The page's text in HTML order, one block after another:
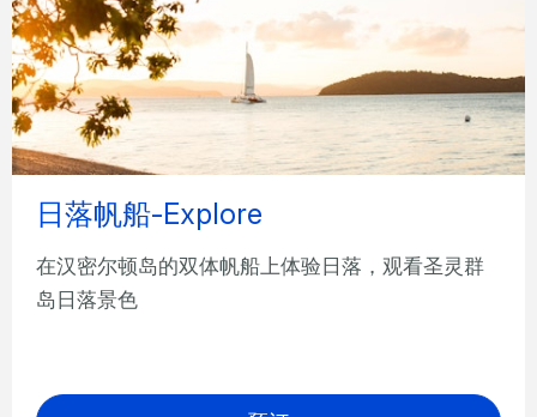
日落帆船-Explore
在汉密尔顿岛的双体帆船上体验日落，观看圣灵群
岛日落景色